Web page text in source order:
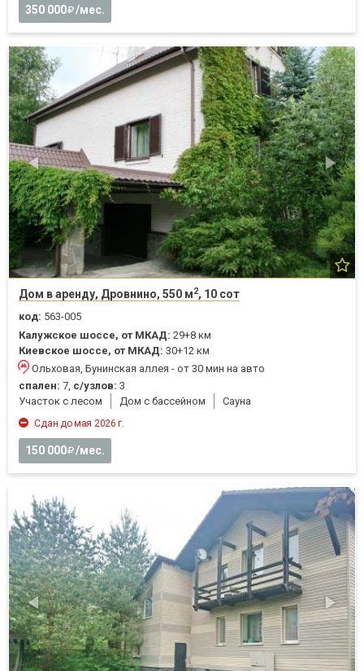
350 000 /мес.
Дом в аренду, Дровнино, 550 м2, 10 сот
код: 563-005
Калужское шоссе, от МКАД: 29+8 км
Киевское шоссе, от МКАД: 30+12 км
Ольховая, Бунинская аллея - от 30 мин на авто
спален: 7, с/узлов: 3
Участок с лесом
Дом с бассейном Cауна
Сдан до мая 2026 г.
150 000 /мес.